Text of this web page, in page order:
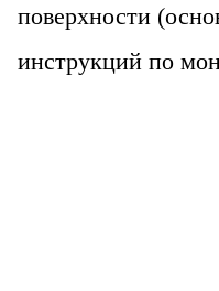
поверхности
инструкций по